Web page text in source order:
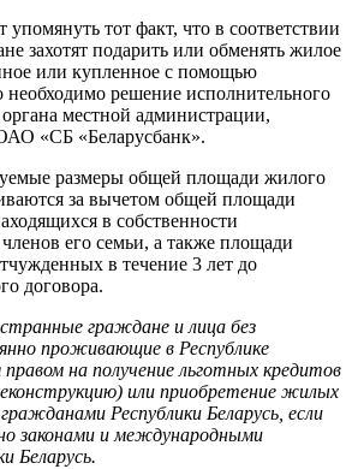
упомянуть тот факт, что в соответствии
захотят подарить или обменять жилое
или купленное с помощью
необходимо решение исполнительного
местной администрации,
«СБ «Беларусбанк».
размеры общей площади жилого
за вычетом общей площади
в собственности
его семьи, а также площади
в течение 3 лет до
договора.
граждане и лица без
проживающие в Республике
правом на получение льготных кредитов
или приобретение жилых
Республики Беларусь, если
законами и международными
Беларусь.